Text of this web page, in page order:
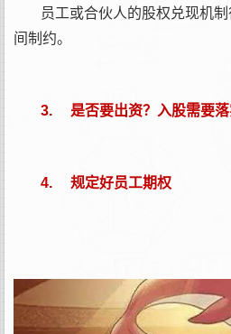
员工或合伙人的股权兑现机
间制约。
3. 是否要出资？入股需要落
4. 规定好员工期权